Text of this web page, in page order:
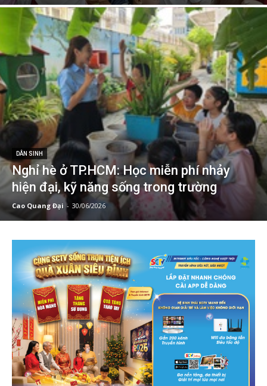
DÂN SINH
Nghỉ hè ở TP.HCM: Học miễn phí nhảy
hiện đại, kỹ năng sống trong trường
Cao Quang Đại - 30/06/2026